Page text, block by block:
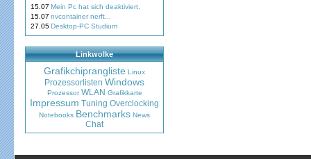
15.07 Mein Pc hat sich deaktiviert.
15.07 nvcontainer nerft...
27.05Desktop-PC Studium
Linkwolke
Grafikchiprangliste Linux
Prozessorlisten Windows
Prozessor WLAN Grafikkarte
Impressum Tuning Overclocking
Notebooks Benchmarks News
Chat